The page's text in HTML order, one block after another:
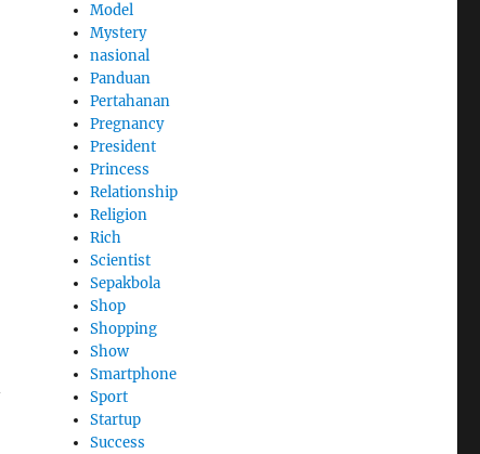
Model
Mystery
nasional
Panduan
Pertahanan
Pregnancy
President
Princess
Relationship
Religion
Rich
Scientist
Sepakbola
Shop
Shopping
Show
Smartphone
Sport
Startup
Success